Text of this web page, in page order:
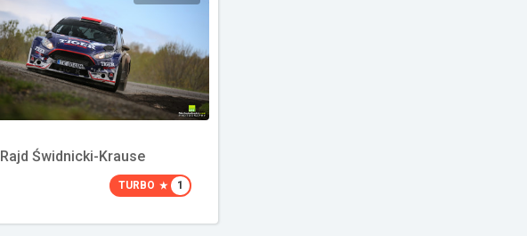
Rajd Świdnicki-Krause
TURBO 1